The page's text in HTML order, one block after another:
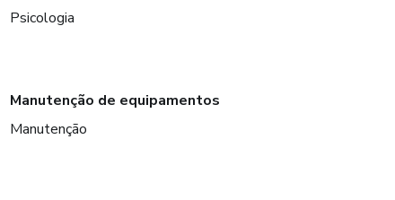
Psicologia
Manutenção de equipamentos
Manutenção